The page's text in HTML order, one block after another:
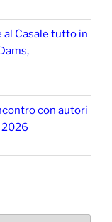
Casale tutto in
con autori
2026